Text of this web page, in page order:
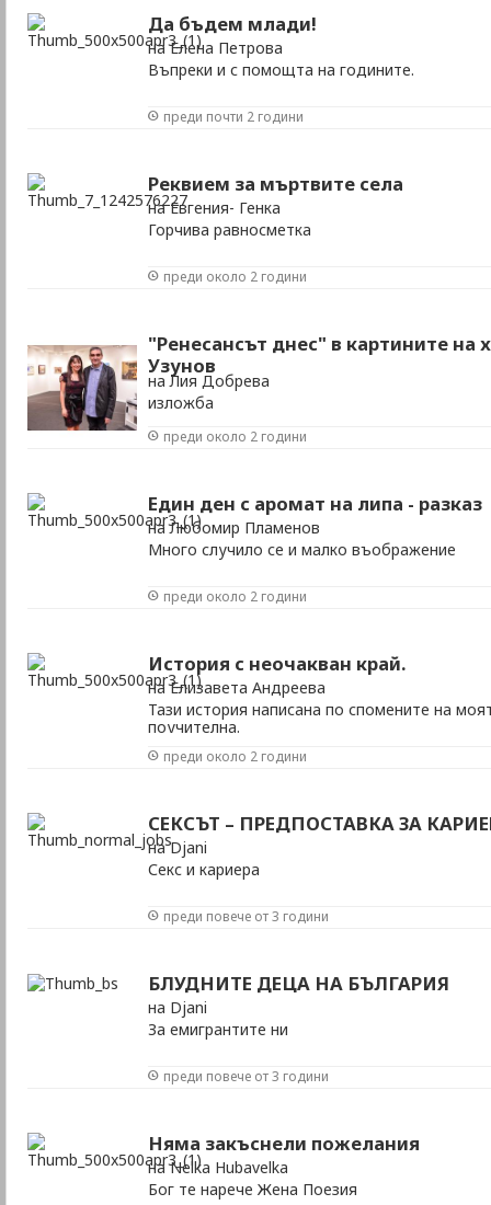
Да бъдем млади!
на Елена Петрова
Въпреки и с помощта на годините.
преди почти 2 години
Реквием за мъртвите села
на Евгения- Генка
Горчива равносметка
преди около 2 години
"Ренесансът днес" в картините на
Узунов
на Лия Добрева
изложба
преди около 2 години
Един ден с аромат на липа - разказ
на Любомир Пламенов
Много случило се и малко въображение
преди около 2 години
История с неочакван край.
на Елизавета Андреева
Тази история написана по спомените на
поучителна.
преди около 2 години
СЕКСЪТ – ПРЕДПОСТАВКА ЗА
на Djani
Секс и кариера
преди повече от 3 години
БЛУДНИТЕ ДЕЦА НА БЪЛГАРИЯ
на Djani
За емигрантите ни
преди повече от 3 години
Няма закъснели пожелания
на Nelka Hubavelka
Бог те нарече Жена Поезия